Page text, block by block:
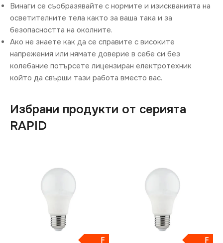
Винаги се съобразявайте с нормите и изискванията на
осветителните тела както за ваша така и за
безопасността на околните.
Ако не знаете как да се справите с високите
напрежения или нямате доверие в себе си без
колебание потърсете лицензиран електротехник
който да свърши тази работа вместо вас.
Избрани продукти от серията
RAPID
F F